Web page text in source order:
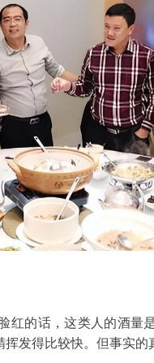
红的话，这类人的酒量
发得比较快。但事实的